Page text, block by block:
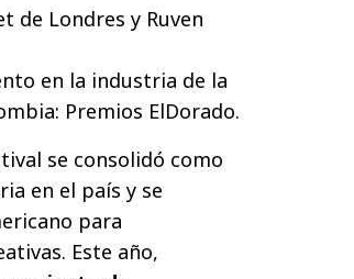
de Londres y Ruven
en la industria de la
Premios ElDorado.
se consolidó como
en el país y se
para
Este año,